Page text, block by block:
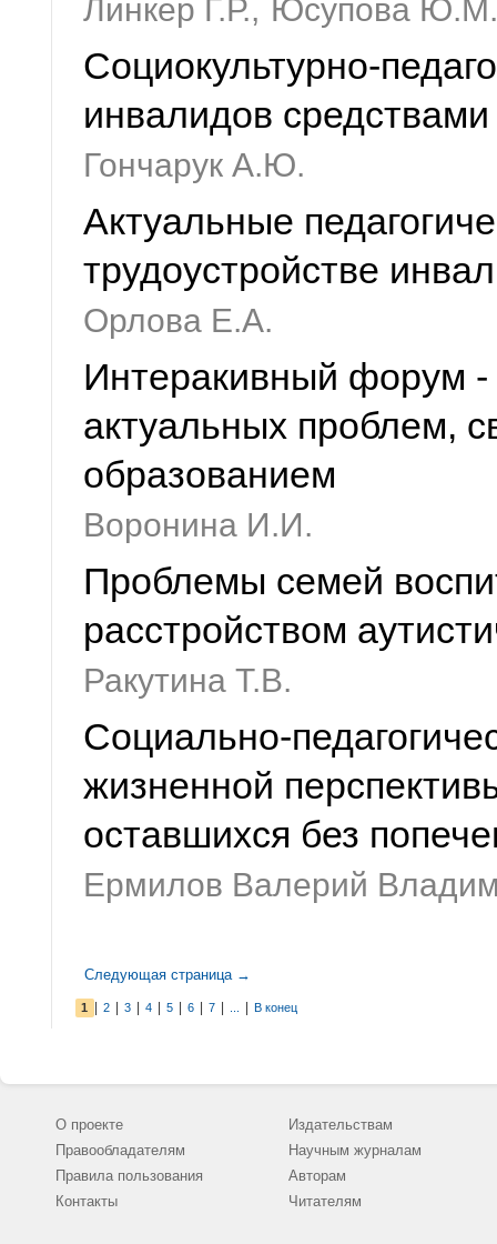
Линкер Г.Р., Юсупова Ю.М.
Социокультурно-
инвалидов
Гончарук А.Ю.
Актуальные
трудоустройстве
Орлова Е.А.
Интеракивный форум -
актуальных проблем,
образованием
Воронина И.И.
Проблемы семей
расстройством
Ракутина Т.В.
Социально-
жизненной
оставшихся без
Ермилов Валерий
Следующая страница →
1 2 3 4 5 6 7 В конец
О проекте
Правообладателям
Правила пользования
Контакты
Издательствам
Научным журналам
Авторам
Читателям